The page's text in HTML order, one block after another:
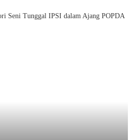
Seni Tunggal IPSI dalam Ajang POPDA